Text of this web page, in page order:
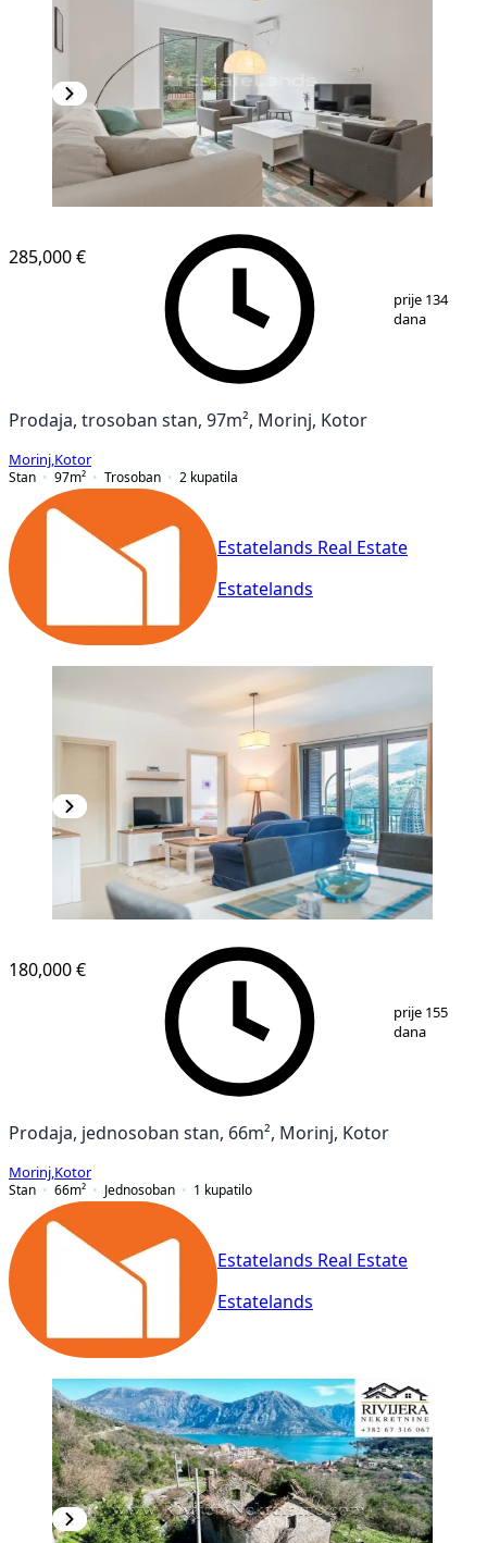
20
285,000 €
prije 134
dana
Prodaja, trosoban stan, 97m², Morinj, Kotor
Morinj Kotor
Stan
97m² Trosoban 2 kupatila
Estatelands Real Estate
Estatelands
180,000 €
prije 155
dana
Prodaja, jednosoban stan, 66m², Morinj, Kotor
Morinj Kotor
Stan
66m² Jednosoban 1 kupatilo
Estatelands Real Estate
Estatelands